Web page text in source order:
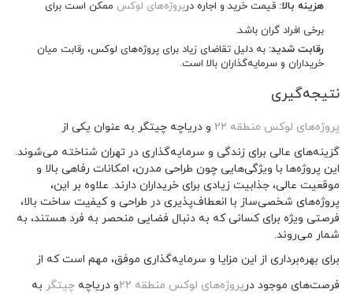
هزینه بالا:قیمت خرید و اجاره درپروژه‌های لوکسممکن است برای
برخی افراد گران باشد.
رقابت شدید:به دلیل تقاضای زیاد برای پروژه‌های لوکس، رقابت میان
خریداران و سرمایه‌گذاران بالا است.
نتیجه‌گیری
پروژه‌های لوکس منطقه ۲۲
و دریاچه چیتگر به عنوان یکی از
گزینه‌های عالی برای زندگی و سرمایه‌گذاری در تهران شناخته می‌شوند.
این پروژه‌ها با ویژگی‌هایی چون طراحی مدرن، امکانات رفاهی بالا و
موقعیت عالی، جذابیت زیادی برای خریداران دارند. علاوه بر این،
پروژه‌های شخصی‌ساز با انعطاف‌پذیری در طراحی و کیفیت ساخت بالا،
فرصتی ویژه برای کسانی که به دنبال فضایی منحصر به فرد هستند، به
شمار می‌روند.
برای بهره‌برداری از این مزایا و سرمایه‌گذاری موفق، مهم است که از
فرصت‌های موجود درپروژه‌های لوکس منطقه ۲۲ و دریاچهچیتگربه